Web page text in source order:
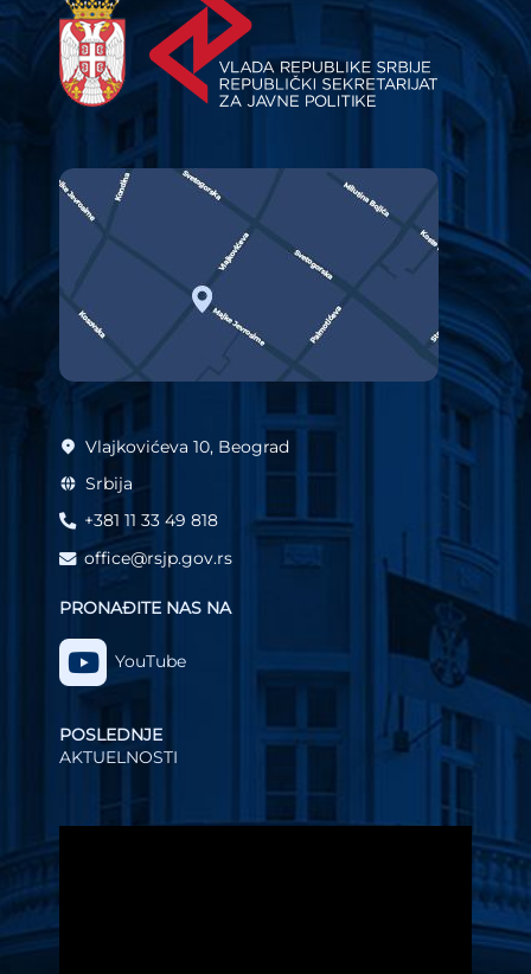
Vlajkovićeva 10, Beograd
Srbija
+381 11 33 49 818
office@rsjp.gov.rs
PRONAĐITE NAS NA
YouTube
POSLEDNJE
AKTUELNOSTI
Video